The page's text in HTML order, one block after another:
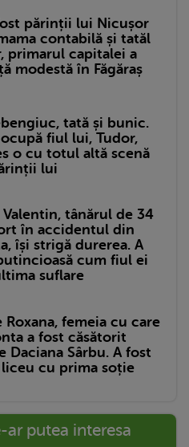
părinții lui Nicușor
contabilă și tatăl
primarul capitalei a
modestă în Făgăraș
tată și bunic.
fiul lui, Tudor,
o cu totul altă scenă
lui
Valentin, tânărul de 34
în accidentul din
își strigă durerea. A
cum fiul ei
suflare
Roxana, femeia cu care
a fost căsătorit
Daciana Sârbu. A fost
cu prima soție
putea interesa